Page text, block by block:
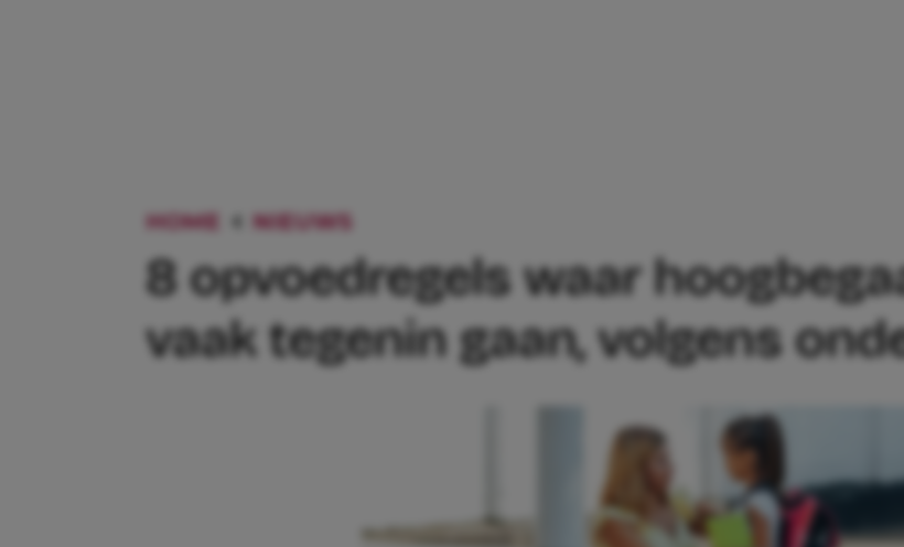
HOME NIEUWS
8 opvoedregels waar
vaak tegenin gaan, volgens